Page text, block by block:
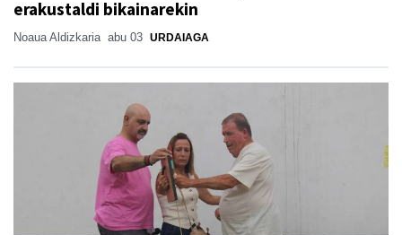
erakustaldi bikainarekin
Noaua Aldizkaria abu 03 URDAIAGA